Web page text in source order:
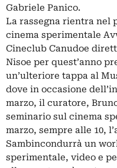
Gabriele Panico.
La rassegna rientra nel
cinema sperimentale
Cineclub Canudoe
Nisoe per quest’anno
un’ulteriore tappa al
dove in occasione
marzo, il curatore,
seminario sul cinema
marzo, sempre alle 10,
Sambincondurrà un
sperimentale, video e